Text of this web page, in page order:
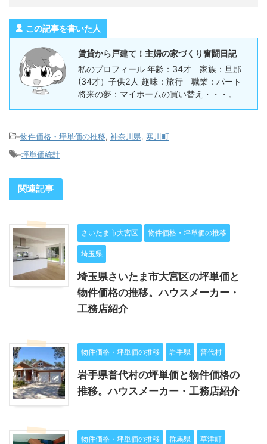
この記事を書いた人
賃貸から戸建て！主婦の家づくり奮闘日記
私のプロフィール 年齢：34才 家族：旦那
(34才）子供2人 趣味：旅行 職業：パート
将来の夢：マイホームの買い替え・・・。
-物件価格・坪単価の推移 神奈川県
寒川町
-坪単価統計
関連記事
さいたま市大宮区 物件価格・坪単価の推移
埼玉県
埼玉県さいたま市大宮区の坪単価と
物件価格の推移。ハウスメーカー・
工務店紹介
物件価格・坪単価の推移 岩手県 普代村
岩手県普代村の坪単価と物件価格の
推移。ハウスメーカー・工務店紹介
物件価格・坪単価の推移 群馬県 草津町